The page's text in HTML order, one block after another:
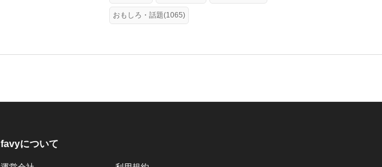
おもしろ・話題(1065)
favyについて